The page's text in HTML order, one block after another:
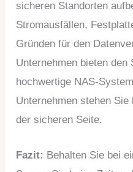
sicheren Standorten
Stromausfällen,
Gründen für den
Unternehmen bieten
hochwertige NAS-
Unternehmen stehen
der sicheren Seite.
Fazit: Behalten Sie bei